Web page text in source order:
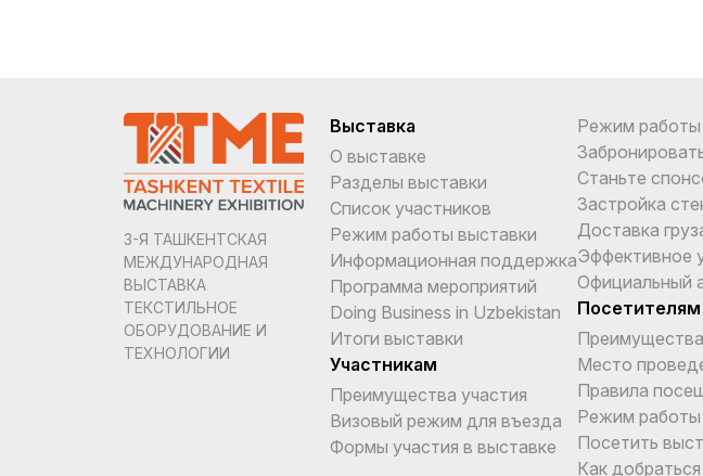
3-Я ТАШКЕНТСКАЯ
МЕЖДУНАРОДНАЯ
ВЫСТАВКА
ТЕКСТИЛЬНОЕ
ОБОРУДОВАНИЕ И
ТЕХНОЛОГИИ
Выставка
О выставке
Разделы выставки
Список участников
Режим работы выставки
Информационная поддержка
Программа мероприятий
Doing Business in Uzbekistan
Итоги выставки
Участникам
Преимущества участия
Визовый режим для въезда
Формы участия в выставке
Режим работы
Станьте
Застройка
Доставка
Эффективное
Официальный
Посетителям
Место
Правила
Режим работы
Посетить
Как